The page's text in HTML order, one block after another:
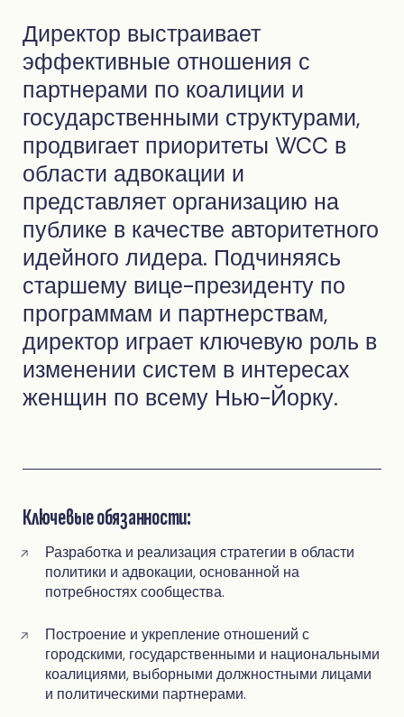
Директор выстраивает
эффективные отношения с
партнерами по коалиции и
государственными структурами,
продвигает приоритеты WCC в
области адвокации и
представляет организацию на
публике в качестве авторитетного
идейного лидера. Подчиняясь
старшему вице-президенту по
программам и партнерствам,
директор играет ключевую роль в
изменении систем в интересах
женщин по всему Нью-Йорку.
Ключевые обязанности:
Разработка и реализация стратегии в области
политики и адвокации, основанной на
потребностях сообщества.
Построение и укрепление отношений с
городскими, государственными и национальными
коалициями, выборными должностными лицами
и политическими партнерами.